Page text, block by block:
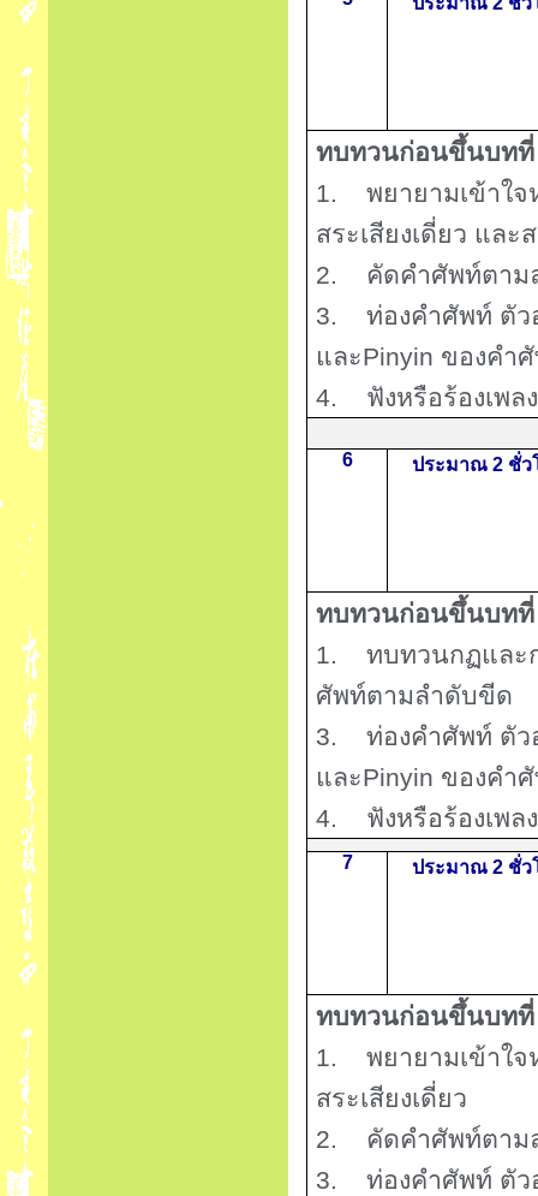
ทบทวนก่อนขึ้นบท
1.
พยายามเข้าใ
สระเสียงเดี่ยว และ
2.
คัดคำศัพท์ตาม
3.
ท่องคำศัพท์ ตั
และPinyin ของคำ
4.
ฟังหรือร้องเพล
6 ประมาณ 2 ชั่ว
ทบทวนก่อนขึ้นบท
1.
ทบทวนกฏแล
ศัพท์ตามลำดับขีด
3.
ท่องคำศัพท์ ตั
และPinyin ของคำ
4.
ฟังหรือร้องเพล
7 ประมาณ 2 ชั่ว
ทบทวนก่อนขึ้นบท
1.
พยายามเข้าใ
สระเสียงเดี่ยว
2.
คัดคำศัพท์ตาม
3.
ท่องคำศัพท์ ตั